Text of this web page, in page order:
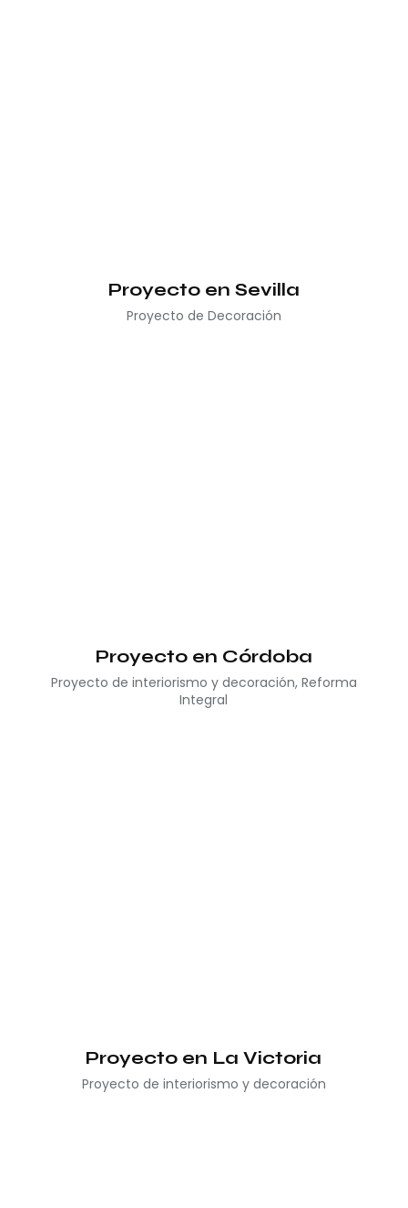
Proyecto en Sevilla
Proyecto de Decoración
Proyecto en Córdoba
Proyecto de interiorismo y decoración, Reforma
Integral
Proyecto en La Victoria
Proyecto de interiorismo y decoración